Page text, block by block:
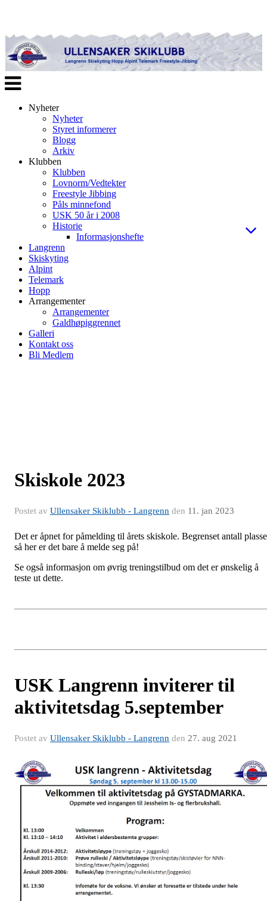
Veksle
navigasjon
Nyheter
Nyheter
Styret informerer
Blogg
Arkiv
Klubben
Klubben
Lovnorm/Vedtekter
Freestyle Jibbing
Påls minnefond
USK 50 år i 2008
Historie
Informasjonshefte
Langrenn
Skiskyting
Alpint
Telemark
Hopp
Arrangementer
Arrangementer
Galdhøpiggrennet
Galleri
Kontakt oss
Bli Medlem
Skiskole 2023
Postet av Ullensaker Skiklubb - Langrenn den 11. jan 2023
Det er åpnet for påmelding til årets skiskole. Begrenset antall
så her er det bare å melde seg på!
Se også informasjon om øvrig treningstilbud om det er ønskelig å
teste ut dette.
USK Langrenn inviterer til
aktivitetsdag 5.september
Postet av Ullensaker Skiklubb - Langrenn den 27. aug 2021